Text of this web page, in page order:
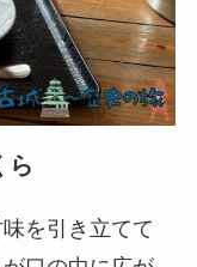
ら
を引き立てて